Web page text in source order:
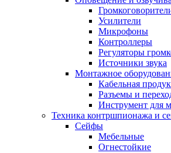
Усилители
Микрофоны
Контроллеры
Регуляторы
Источники звука
Монтажное
Кабельная
Разъемы и
Инструмент для
Техника контршпионажа и
Сейфы
Мебельные
Огнестойкие